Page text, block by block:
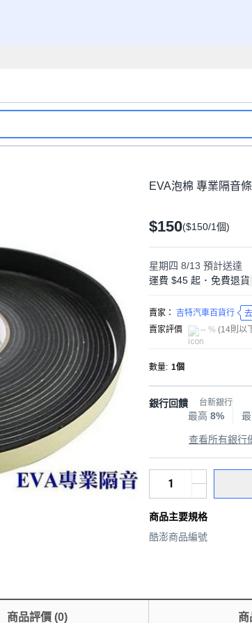
EVA泡棉 專業隔音
$150($150/1個)
星期四 8/13 預計送達
運費 $45 起 ･ 免費退貨
賣家： 吉特汽車百貨行
賣家評價
-- % (14則以
數量: 1個
銀行回饋 台新銀行
最高 8%
查看所有銀行
商品主要規格
酷澎商品編號
商品評價(0) 商